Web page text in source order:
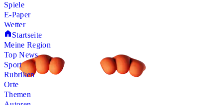
Spiele
E-Paper
Wetter
Startseite
Meine Region
Top News
Sport
Rubriken
Orte
Themen